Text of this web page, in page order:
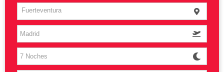
Vuelos
Islas
Caribe
Fuerteventura